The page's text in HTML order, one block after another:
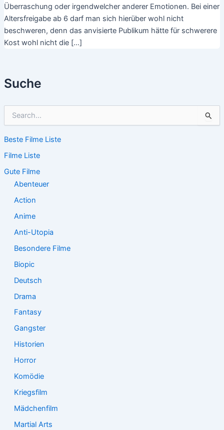
Suche
h
n
n
Beste Filme Liste
Filme Liste
Gute Filme
Abenteuer
Action
Anime
Anti-Utopia
Besondere Filme
Biopic
Deutsch
Drama
Fantasy
Gangster
Historien
Horror
Komödie
Kriegsfilm
Mädchenfilm
Martial Arts
Überraschung oder irgendwelcher anderer Emotionen. Bei einer
Altersfreigabe ab 6 darf man sich hierüber wohl nicht
beschweren, denn das anvisierte Publikum hätte für schwerere
Kost wohl nicht die […]